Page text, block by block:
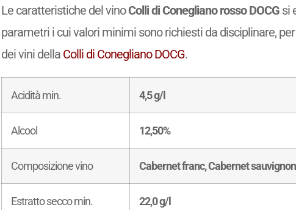
Le caratteristiche del vinoColli di Conegliano rosso DOCG si
parametri i cui valori minimi sono richiesti da disciplinare,
dei vini della Colli di Conegliano DOCG.
Acidità min. 4,5 g/l
Alcool 12,50%
Composizione vino Cabernet franc, Cabernet
Estratto secco min. 22,0 g/l